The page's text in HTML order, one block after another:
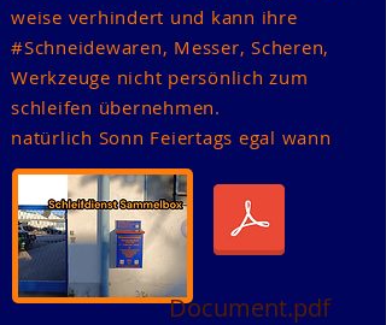
weise verhindert und kann ihre
#Schneidewaren, Messer, Scheren,
Werkzeuge nicht persönlich zum
schleifen übernehmen.
natürlich Sonn Feiertags egal wann
Document.pdf